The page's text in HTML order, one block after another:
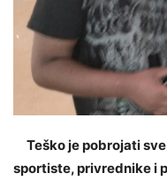
Teško je pobrojati
sportiste, privrednike i